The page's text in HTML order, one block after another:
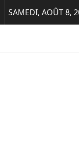
SAMEDI, AOÛT 8,